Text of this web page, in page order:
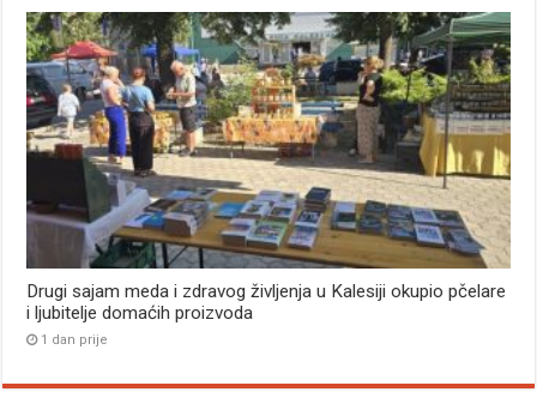
Drugi sajam meda i zdravog življenja u Kalesiji okupio pčelare
i ljubitelje domaćih proizvoda
1 dan prije